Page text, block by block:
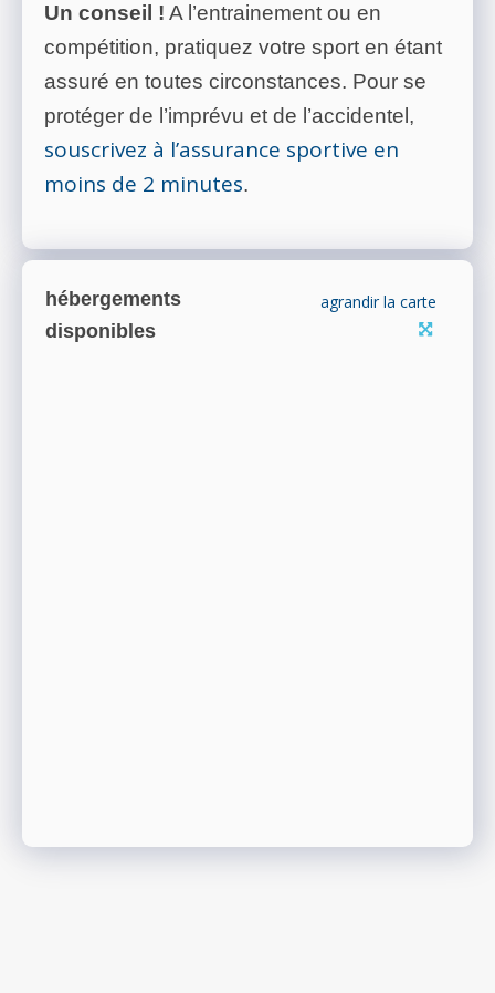
Un conseil ! A l’entrainement ou en
compétition, pratiquez votre sport en étant
assuré en toutes circonstances. Pour se
protéger de l’imprévu et de l’accidentel,
souscrivez à l’assurance sportive en
moins de 2 minutes.
hébergements
disponibles
agrandir la carte